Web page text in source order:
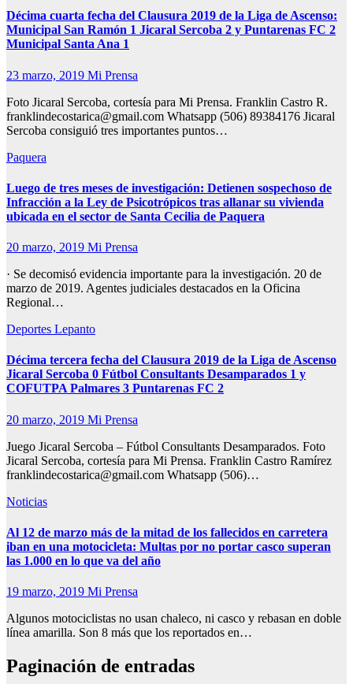
Décima cuarta fecha del Clausura 2019 de la Liga de Ascenso:
Municipal San Ramón 1 Jicaral Sercoba 2 y Puntarenas FC 2
Municipal Santa Ana 1
23 marzo, 2019 Mi Prensa
Foto Jicaral Sercoba, cortesía para Mi Prensa. Franklin Castro R.
franklindecostarica@gmail.com Whatsapp (506) 89384176 Jicaral
Sercoba consiguió tres importantes puntos…
Paquera
Luego de tres meses de investigación: Detienen sospechoso de
Infracción a la Ley de Psicotrópicos tras allanar su vivienda
ubicada en el sector de Santa Cecilia de Paquera
20 marzo, 2019 Mi Prensa
· Se decomisó evidencia importante para la investigación. 20 de
marzo de 2019. Agentes judiciales destacados en la Oficina
Regional…
Deportes Lepanto
Décima tercera fecha del Clausura 2019 de la Liga de Ascenso
Jicaral Sercoba 0 Fútbol Consultants Desamparados 1 y
COFUTPA Palmares 3 Puntarenas FC 2
20 marzo, 2019 Mi Prensa
Juego Jicaral Sercoba – Fútbol Consultants Desamparados. Foto
Jicaral Sercoba, cortesía para Mi Prensa. Franklin Castro Ramírez
franklindecostarica@gmail.com Whatsapp (506)…
Noticias
Al 12 de marzo más de la mitad de los fallecidos en carretera
iban en una motocicleta: Multas por no portar casco superan
las 1.000 en lo que va del año
19 marzo, 2019 Mi Prensa
Algunos motociclistas no usan chaleco, ni casco y rebasan en doble
línea amarilla. Son 8 más que los reportados en…
Paginación de entradas